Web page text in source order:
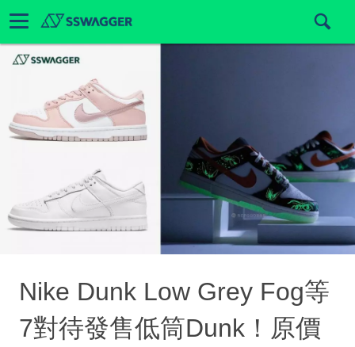
Nike Dunk Low Grey Fog等
7對待發售低筒Dunk！原價